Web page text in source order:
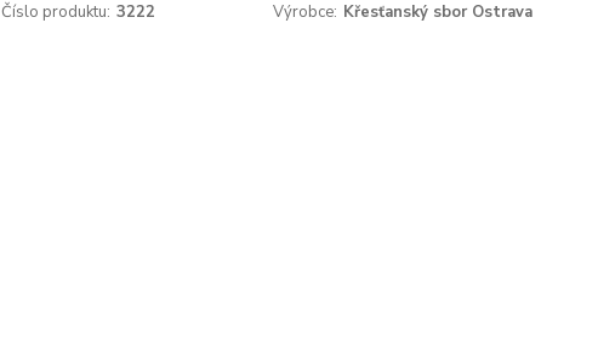
Číslo produktu: 3222 Výrobce: Křesťanský sbor Ostrava